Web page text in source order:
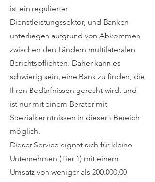
ist ein regulierter
Dienstleistungssektor, und Banken
unterliegen aufgrund von Abkommen
zwischen den Ländern multilateralen
Berichtspflichten. Daher kann es
schwierig sein, eine Bank zu finden, die
Ihren Bedürfnissen gerecht wird, und
ist nur mit einem Berater mit
Spezialkenntnissen in diesem Bereich
möglich.
Dieser Service eignet sich für kleine
Unternehmen (Tier 1) mit einem
Umsatz von weniger als 200.000,00